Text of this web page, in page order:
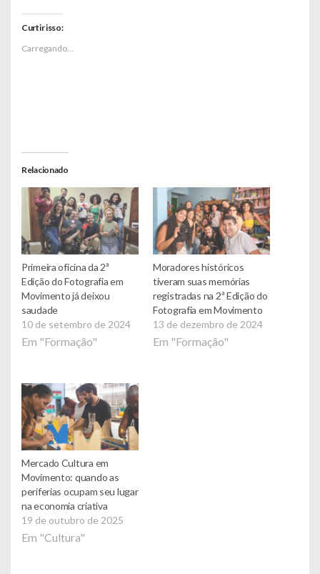
Curtir isso:
Carregando...
Relacionado
Primeira oficina da 2ª
Edição do Fotografia em
Movimento já deixou
saudade
10 de setembro de 2024
Em "Formação"
Moradores históricos
tiveram suas memórias
registradas na 2ª Edição do
Fotografia em Movimento
13 de dezembro de 2024
Em "Formação"
Mercado Cultura em
Movimento: quando as
periferias ocupam seu lugar
na economia criativa
19 de outubro de 2025
Em "Cultura"